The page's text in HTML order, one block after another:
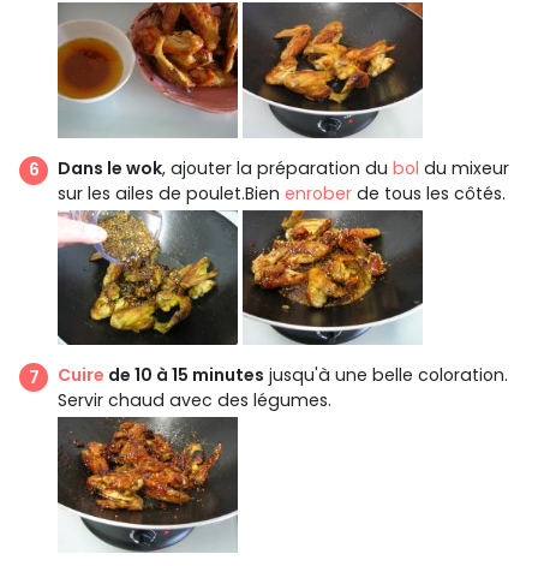
Dans le wok, ajouter la préparation du bol du mixeur
sur les ailes de poulet.Bien enrober de tous les côtés.
Cuire de 10 à 15 minutes jusqu'à une belle coloration.
Servir chaud avec des légumes.